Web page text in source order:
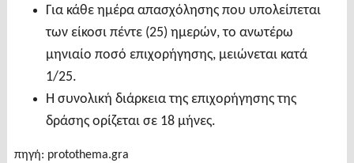
Για κάθε ημέρα απασχόλησης που υπολείπεται
των είκοσι πέντε (25) ημερών, το ανωτέρω
μηνιαίο ποσό επιχορήγησης, μειώνεται κατά
1/25.
Η συνολική διάρκεια της επιχορήγησης της
δράσης ορίζεται σε 18 μήνες.
πηγή: protothema.gra